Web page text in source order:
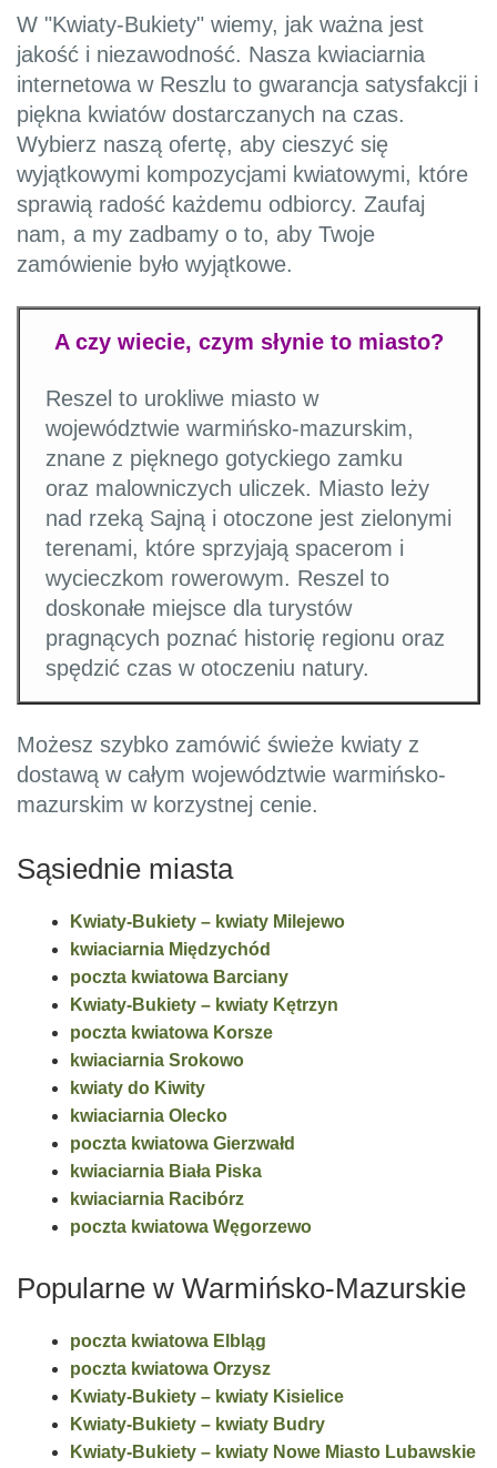
W "Kwiaty-Bukiety" wiemy, jak ważna jest
jakość i niezawodność. Nasza kwiaciarnia
internetowa w Reszlu to gwarancja satysfakcji i
piękna kwiatów dostarczanych na czas.
Wybierz naszą ofertę, aby cieszyć się
wyjątkowymi kompozycjami kwiatowymi, które
sprawią radość każdemu odbiorcy. Zaufaj
nam, a my zadbamy o to, aby Twoje
zamówienie było wyjątkowe.
A czy wiecie, czym słynie to miasto?
Reszel to urokliwe miasto w
województwie warmińsko-mazurskim,
znane z pięknego gotyckiego zamku
oraz malowniczych uliczek. Miasto leży
nad rzeką Sajną i otoczone jest zielonymi
terenami, które sprzyjają spacerom i
wycieczkom rowerowym. Reszel to
doskonałe miejsce dla turystów
pragnących poznać historię regionu oraz
spędzić czas w otoczeniu natury.
Możesz szybko zamówić świeże kwiaty z
dostawą w całym województwie warmińsko-
mazurskim w korzystnej cenie.
Sąsiednie miasta
Kwiaty-Bukiety – kwiaty Milejewo
kwiaciarnia Międzychód
poczta kwiatowa Barciany
Kwiaty-Bukiety – kwiaty Kętrzyn
poczta kwiatowa Korsze
kwiaciarnia Srokowo
kwiaty do Kiwity
kwiaciarnia Olecko
poczta kwiatowa Gierzwałd
kwiaciarnia Biała Piska
kwiaciarnia Racibórz
poczta kwiatowa Węgorzewo
Popularne w Warmińsko-Mazurskie
poczta kwiatowa Elbląg
poczta kwiatowa Orzysz
Kwiaty-Bukiety – kwiaty Kisielice
Kwiaty-Bukiety – kwiaty Budry
Kwiaty-Bukiety – kwiaty Nowe Miasto Lubawskie